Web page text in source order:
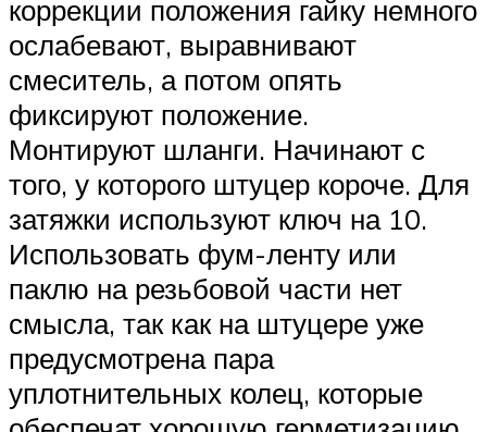
коррекции положения гайку немного
ослабевают, выравнивают
смеситель, а потом опять
фиксируют положение.
Монтируют шланги. Начинают с
того, у которого штуцер короче. Для
затяжки используют ключ на 10.
Использовать фум-ленту или
паклю на резьбовой части нет
смысла, так как на штуцере уже
предусмотрена пара
уплотнительных колец, которые